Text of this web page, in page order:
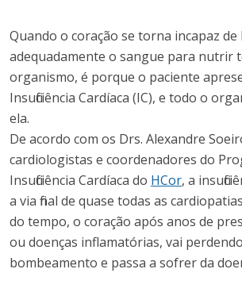
Quando o coração se torna incapaz
adequadamente o sangue para nutrir
organismo, é porque o paciente
Insuficiência Cardíaca (IC), e todo o
ela.
De acordo com os Drs. Alexandre
cardiologistas e coordenadores do
Insuficiência Cardíaca do HCor, a
a via final de quase todas as
do tempo, o coração após anos de
ou doenças inflamatórias, vai
bombeamento e passa a sofrer da